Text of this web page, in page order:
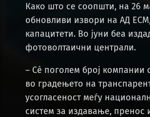
Како што се соопшти, на 26
обновливи извори на АД
капацитети. Во јуни беа
фотоволтаични централи.
– Сѐ поголем број компании
во градењето на
усогласеност меѓу
систем за издавање, пренос